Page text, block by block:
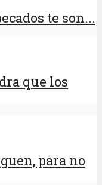
te son...
que los
para no